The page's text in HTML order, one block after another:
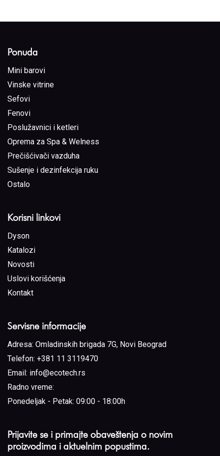
Ponuda
Mini barovi
Vinske vitrine
Sefovi
Fenovi
Poslužavnici i ketleri
Oprema za Spa & Welness
Prečišćivači vazduha
Sušenje i dezinfekcija ruku
Ostalo
Korisni linkovi
Dyson
Katalozi
Novosti
Uslovi korišćenja
Kontakt
Servisne informacije
Adresa: Omladinskih brigada 7G, Novi Beograd
Telefon: +381 11 3119470
Email: info@ecotech.rs
Radno vreme:
Ponedeljak - Petak: 09:00 - 18:00h
Prijavite se i primajte obaveštenja o novim
proizvodima i aktuelnim popustima.